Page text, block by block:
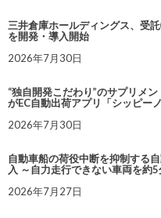
三井倉庫ホールディングス、受
を開発・導入開始
2026年7月30日
“独自開発こだわり”のサプリメ
がEC自動出荷アプリ「シッピー
2026年7月30日
自動車船の荷役中断を抑制する
入 ～自力走行できない車両を約
2026年7月27日